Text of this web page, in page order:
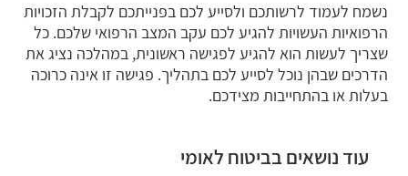
עוד נושאים בביטוח לאומי
נשמח לעמוד לרשותכם ולסייע לכם בפנייתכם לקבלת הזכויות
הרפואיות העשויות להגיע לכם עקב המצב הרפואי שלכם. כל
שצריך לעשות הוא להגיע לפגישה ראשונית, במהלכה נציג את
הדרכים שבהן נוכל לסייע לכם בתהליך. פגישה זו אינה כרוכה
בעלות או בהתחייבות מצידכם.